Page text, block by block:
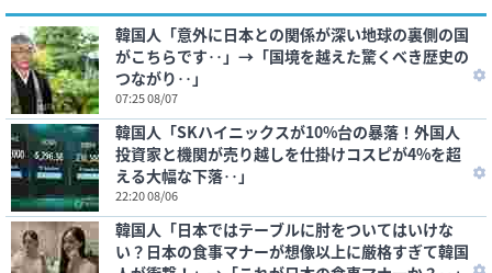
韓国人「意外に日本との関係が深い地球の裏側の国
がこちらです‥」→「国境を越えた驚くべき歴史の
つながり‥」
07:25 08/07
韓国人「SKハイニックスが10%台の暴落！外国人
投資家と機関が売り越しを仕掛けコスピが4%を超
える大幅な下落‥」
22:20 08/06
韓国人「日本ではテーブルに肘をついてはいけな
い？日本の食事マナーが想像以上に厳格すぎて韓国